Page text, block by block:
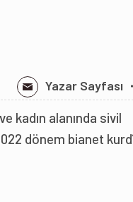
Yazar Sayfası
kadın alanında sivil
dönem bianet